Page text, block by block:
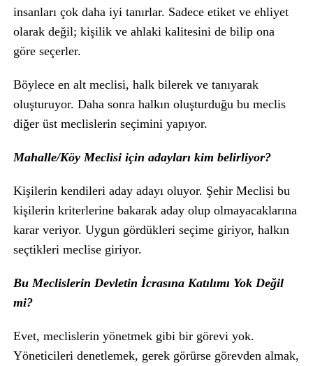
insanları çok daha iyi tanırlar. Sadece etiket ve ehliyet
olarak değil; kişilik ve ahlaki kalitesini de bilip ona
göre seçerler.
Böylece en alt meclisi, halk bilerek ve tanıyarak
oluşturuyor. Daha sonra halkın oluşturduğu bu meclis
diğer üst meclislerin seçimini yapıyor.
Mahalle/Köy Meclisi için adayları kim belirliyor?
Kişilerin kendileri aday adayı oluyor. Şehir Meclisi bu
kişilerin kriterlerine bakarak aday olup olmayacaklarına
karar veriyor. Uygun gördükleri seçime giriyor, halkın
seçtikleri meclise giriyor.
Bu Meclislerin Devletin İcrasına Katılımı Yok Değil
mi?
Evet, meclislerin yönetmek gibi bir görevi yok.
Yöneticileri denetlemek, gerek görürse görevden almak,